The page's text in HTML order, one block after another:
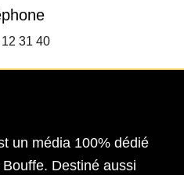
31 40
un média 100% dédié
Destiné aussi